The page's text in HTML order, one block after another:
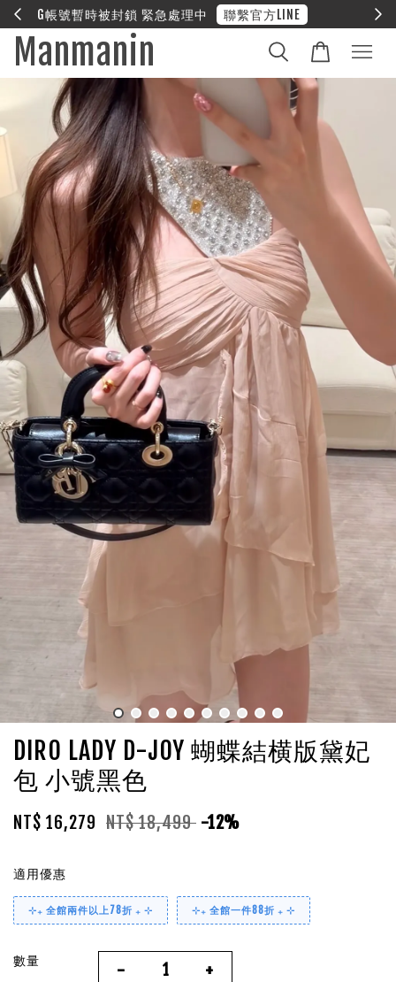
❤︎ 全館滿兩萬享免運
Manmanin
DIRO LADY D-JOY 蝴蝶結横版黛妃
包 小號黑色
NT$ 16,279 NT$ 18,499 -12%
適用優惠
⊹₊ 全館兩件以上78折 ₊ ⊹ ⊹₊ 全館一件88折 ₊ ⊹
數量 - +